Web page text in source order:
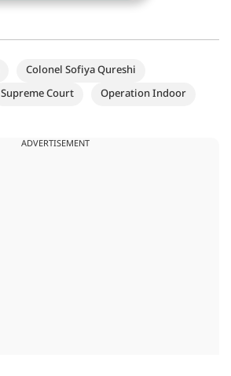
Colonel Sofiya Qureshi
Supreme Court
Operation Indoor
ADVERTISEMENT